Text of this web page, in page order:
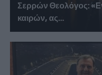
Σερρών Θεολόγος:
καιρών, ας...